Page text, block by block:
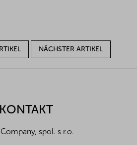
NÄCHSTER ARTIKEL
KONTAKT
spol. s r.o.